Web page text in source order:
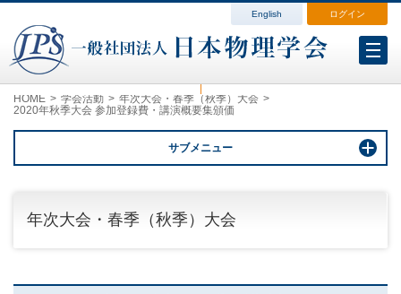
ログイン
English
会員各種変更 会費案内
ログイン（マイページ）
HOME 学会活動
年次大会・春季（秋季）大会
2020年秋季大会 参加登録費・講演概要集頒価
サブメニュー
年次大会・春季（秋季）大会